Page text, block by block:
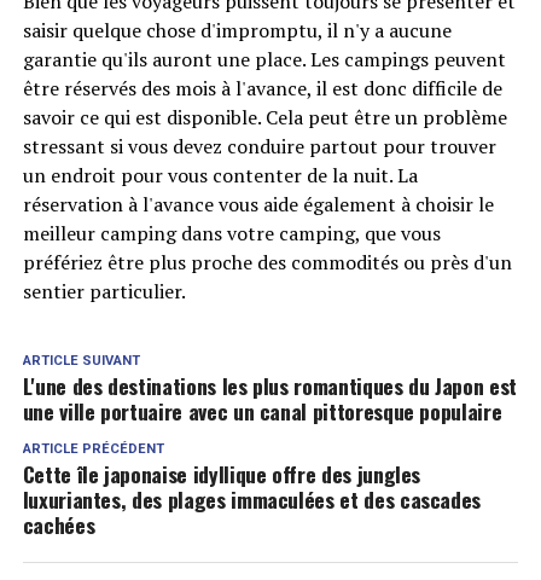
saisir quelque chose d'impromptu, il n'y a aucune
garantie qu'ils auront une place. Les campings peuvent
être réservés des mois à l'avance, il est donc difficile de
savoir ce qui est disponible. Cela peut être un problème
stressant si vous devez conduire partout pour trouver
un endroit pour vous contenter de la nuit. La
réservation à l'avance vous aide également à choisir le
meilleur camping dans votre camping, que vous
préfériez être plus proche des commodités ou près d'un
sentier particulier.
ARTICLE SUIVANT
L'une des destinations les plus romantiques du Japon est
une ville portuaire avec un canal pittoresque populaire
ARTICLE PRÉCÉDENT
Cette île japonaise idyllique offre des jungles
luxuriantes, des plages immaculées et des cascades
cachées